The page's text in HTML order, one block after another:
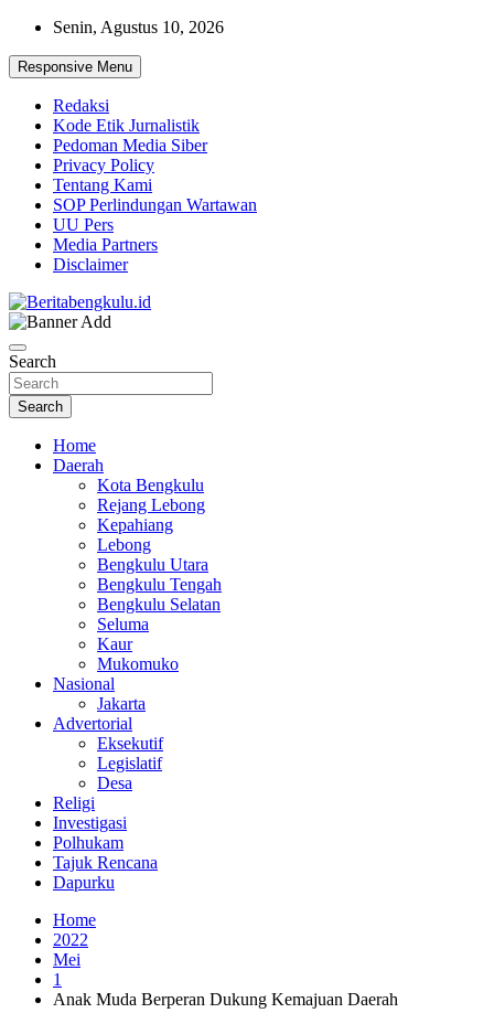
Skip
content
Senin, Agustus 10, 2026
Responsive Menu
Redaksi
Kode Etik Jurnalistik
Pedoman Media Siber
Privacy Policy
Tentang Kami
SOP Perlindungan Wartawan
UU Pers
Media Partners
Disclaimer
Beritabengkulu.id
Search
Search
Home
Daerah
Kota Bengkulu
Rejang Lebong
Kepahiang
Lebong
Bengkulu Utara
Bengkulu Tengah
Bengkulu Selatan
Seluma
Kaur
Mukomuko
Nasional
Jakarta
Advertorial
Eksekutif
Legislatif
Desa
Religi
Investigasi
Polhukam
Tajuk Rencana
Dapurku
Home
2022
Mei
1
Anak Muda Berperan Dukung Kemajuan Daerah